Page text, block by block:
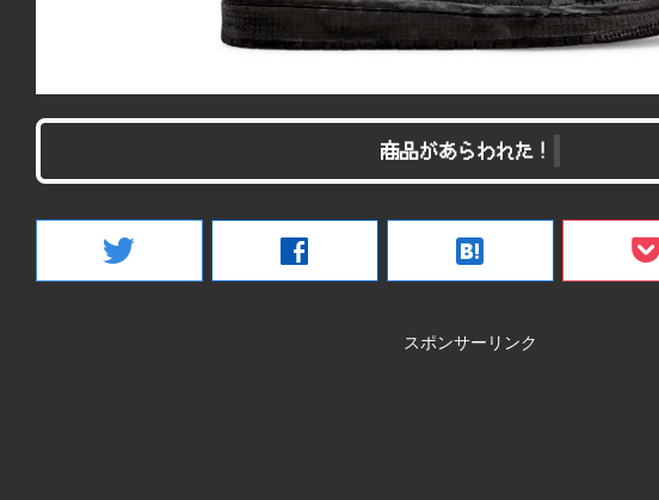
商品があらわれた！
twitter facebook hatenabookmark
スポンサーリンク